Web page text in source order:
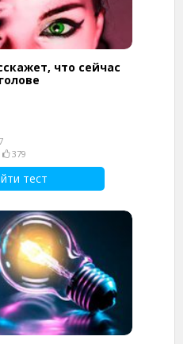
что сейчас
379
тест